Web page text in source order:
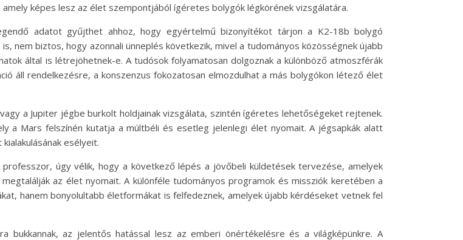
képes lesz az élet szempontjából ígéretes bolygók légkörének vizsgálatára.
adatot gyűjthet ahhoz, hogy egyértelmű bizonyítékot tárjon a K2-18b bolygó
nem biztos, hogy azonnali ünneplés következik, mivel a tudományos közösségnek újabb
által is létrejöhetnek-e. A tudósok folyamatosan dolgoznak a különböző atmoszférák
áll rendelkezésre, a konszenzus fokozatosan elmozdulhat a más bolygókon létező élet
a Jupiter jégbe burkolt holdjainak vizsgálata, szintén ígéretes lehetőségeket rejtenek.
a Mars felszínén kutatja a múltbéli és esetleg jelenlegi élet nyomait. A jégsapkák alatt
esélyeit.
úgy vélik, hogy a következő lépés a jövőbeli küldetések tervezése, amelyek
az élet nyomait. A különféle tudományos programok és missziók keretében a
hanem bonyolultabb életformákat is felfedeznek, amelyek újabb kérdéseket vetnek fel
bukkannak, az jelentős hatással lesz az emberi önértékelésre és a világképünkre. A